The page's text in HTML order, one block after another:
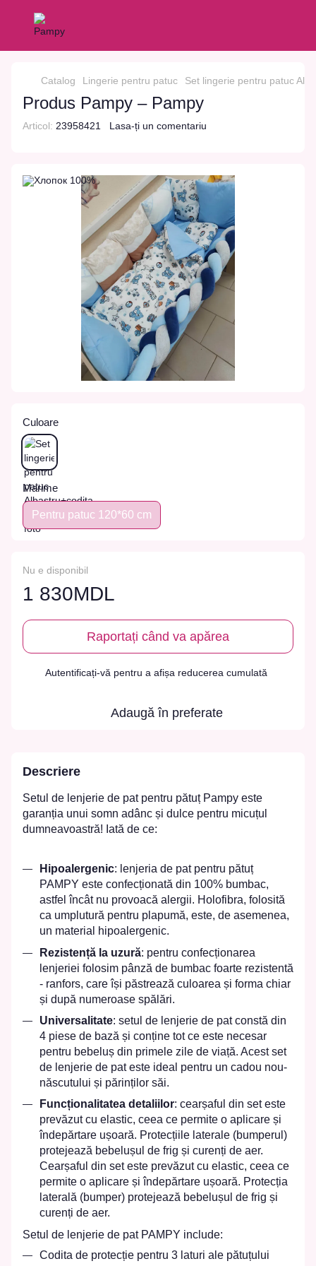
Catalog Lingerie pentru patuc Set lingerie pentru patuc
Produs Pampy – Pampy
Articol: 23958421 Lasa-ți un comentariu
Culoare
Marime
Pentru patuc 120*60 cm
Nu e disponibil
1 830MDL
Raportați când va apărea
Autentificați-vă pentru a afișa reducerea cumulată
Adaugă în preferate
Descriere
Setul de lenjerie de pat pentru pătuț Pampy este
garanția unui somn adânc și dulce pentru micuțul
dumneavoastră! Iată de ce:
Hipoalergenic: lenjeria de pat pentru pătuț
PAMPY este confecționată din 100% bumbac,
astfel încât nu provoacă alergii. Holofibra, folosită
ca umplutură pentru plapumă, este, de asemenea,
un material hipoalergenic.
Rezistență la uzură: pentru confecționarea
lenjeriei folosim pânză de bumbac foarte rezistentă
- ranfors, care își păstrează culoarea și forma chiar
și după numeroase spălări.
Universalitate: setul de lenjerie de pat constă din
4 piese de bază și conține tot ce este necesar
pentru bebeluș din primele zile de viață. Acest set
de lenjerie de pat este ideal pentru un cadou nou-
născutului și părinților săi.
Funcționalitatea detaliilor: cearșaful din set este
prevăzut cu elastic, ceea ce permite o aplicare și
îndepărtare ușoară. Protecțiile laterale (bumperul)
protejează bebelușul de frig și curenți de aer.
Cearșaful din set este prevăzut cu elastic, ceea ce
permite o aplicare și îndepărtare ușoară. Protecția
laterală (bumper) protejează bebelușul de frig și
curenți de aer.
Setul de lenjerie de pat PAMPY include:
Codita de protecție pentru 3 laturi ale pătuțului